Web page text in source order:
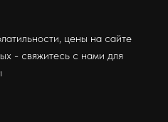
цены на сайте
- свяжитесь с нами для